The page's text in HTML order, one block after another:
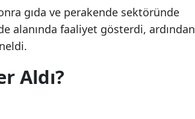
gıda ve perakende sektöründe
alanında faaliyet gösterdi, ardından
Aldı?